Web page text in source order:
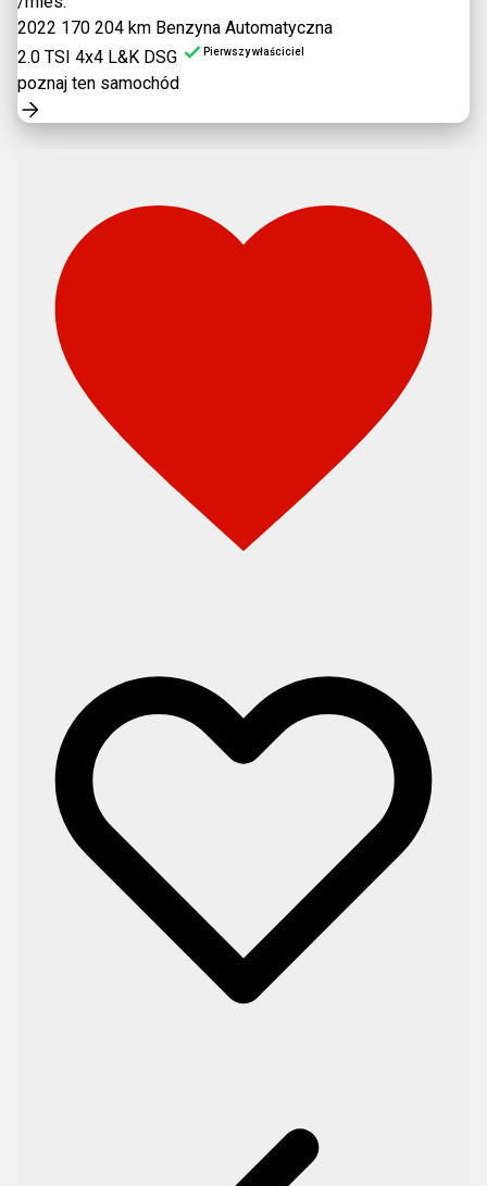
2022 170 204 km Benzyna Automatyczna
2.0 TSI 4x4 L&K DSG
Pierwszy właściciel
poznaj ten samochód